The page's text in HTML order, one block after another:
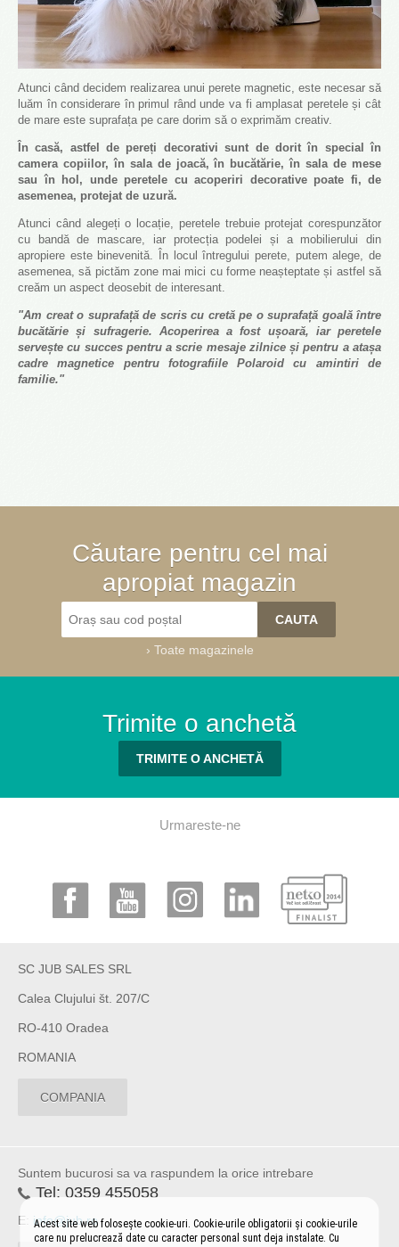
Atunci când decidem realizarea unui perete magnetic, este necesar să
luăm în considerare în primul rând unde va fi amplasat peretele și cât
de mare este suprafața pe care dorim să o exprimăm creativ.
În casă, astfel de pereți decorativi sunt de dorit în special în
camera copiilor, în sala de joacă, în bucătărie, în sala de mese
sau în hol, unde peretele cu acoperiri decorative poate fi, de
asemenea, protejat de uzură.
Atunci când alegeți o locație, peretele trebuie protejat corespunzător
cu bandă de mascare, iar protecția podelei și a mobilierului din
apropiere este binevenită. În locul întregului perete, putem alege, de
asemenea, să pictăm zone mai mici cu forme neașteptate și astfel să
creăm un aspect deosebit de interesant.
"Am creat o suprafață de scris cu cretă pe o suprafață goală între
bucătărie și sufragerie. Acoperirea a fost ușoară, iar peretele
servește cu succes pentru a scrie mesaje zilnice și pentru a atașa
cadre magnetice pentru fotografiile Polaroid cu amintiri de
familie."
Căutare pentru cel mai
apropiat magazin
› Toate magazinele
Trimite o anchetă
TRIMITE O ANCHETĂ
Urmareste-ne
SC JUB SALES SRL
Calea Clujului št. 207/C
RO-410 Oradea
ROMANIA
COMPANIA
Suntem bucurosi sa va raspundem la orice intrebare
Tel: 0359 455058
E: info@jub.ro
Acest site web folosește cookie-uri. Cookie-urile obligatorii și cookie-urile
care nu prelucrează date cu caracter personal sunt deja instalate. Cu